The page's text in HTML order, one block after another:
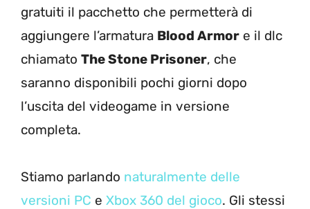
gratuiti il pacchetto che permetterà di
aggiungere l’armatura Blood Armor e il dlc
chiamato The Stone Prisoner, che
saranno disponibili pochi giorni dopo
l’uscita del videogame in versione
completa.
Stiamo parlando naturalmente delle
versioni PC e Xbox 360 del gioco. Gli stessi